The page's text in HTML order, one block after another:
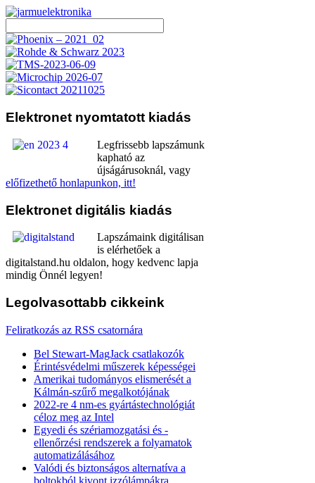
Elektronet nyomtatott kiadás
Legfrissebb lapszámunk
kapható az
újságárusoknál, vagy
előfizethető honlapunkon, itt!
Elektronet digitális kiadás
Lapszámaink digitálisan
is elérhetőek a
digitalstand.hu oldalon, hogy kedvenc lapja
mindig Önnél legyen!
Legolvasottabb cikkeink
Feliratkozás az RSS csatornára
Bel Stewart-MagJack csatlakozók
Érintésvédelmi műszerek képességei
Amerikai tudományos elismerését a
Kálmán-szűrő megalkotójának
2022-re 4 nm-es gyártástechnológiát
céloz meg az Intel
Egyedi és szériamozgatási és -
ellenőrzési rendszerek a folyamatok
automatizálásához
Valódi és biztonságos alternatíva a
boltokból kivont izzólámpákra